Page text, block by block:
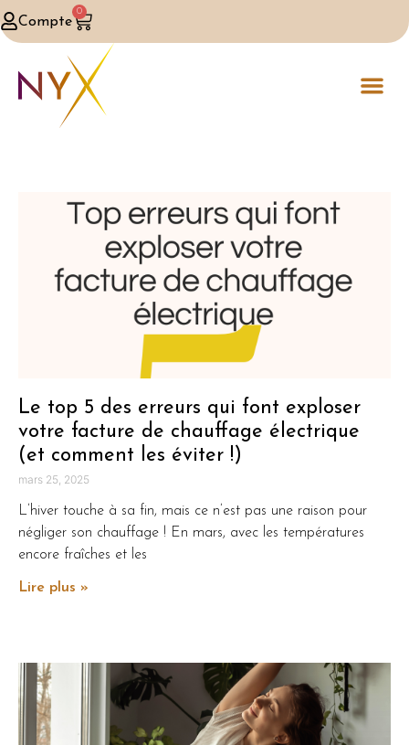
Compte
0
Le top 5 des erreurs qui font exploser
votre facture de chauffage électrique
(et comment les éviter !)
mars 25, 2025
L’hiver touche à sa fin, mais ce n’est pas une raison pour
négliger son chauffage ! En mars, avec les températures
encore fraîches et les
Lire plus »